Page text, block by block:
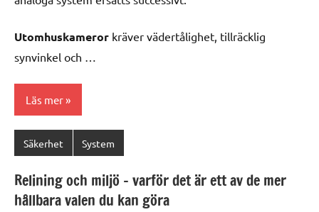
Utomhuskameror kräver vädertålighet, tillräcklig
synvinkel och …
Läs mer
Säkerhet System
Relining och miljö – varför det är ett av de mer
hållbara valen du kan göra